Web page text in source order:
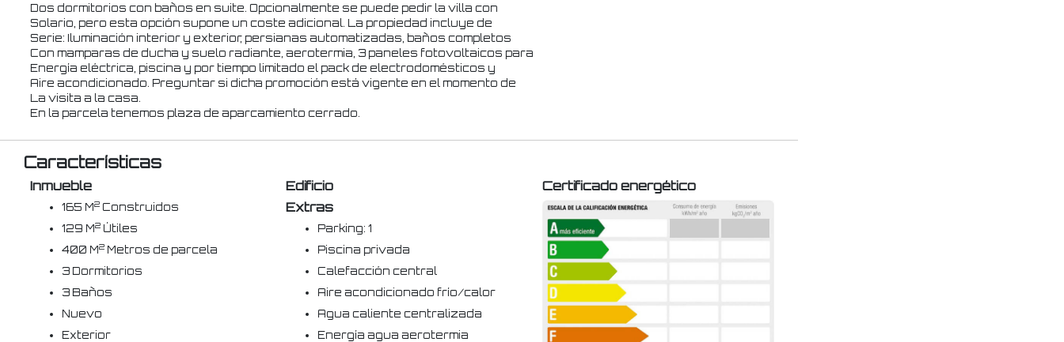
Dos dormitorios con baños en suite. Opcionalmente se puede pedir la villa con
Solario, pero esta opción supone un coste adicional. La propiedad incluye de
Serie: Iluminación interior y exterior, persianas automatizadas, baños completos
Con mamparas de ducha y suelo radiante, aerotermia, 3 paneles fotovoltaicos para
Energía eléctrica, piscina y por tiempo limitado el pack de electrodomésticos y
Aire acondicionado. Preguntar si dicha promoción está vigente en el momento de
La visita a la casa.
En la parcela tenemos plaza de aparcamiento cerrado.
Características
Inmueble
165 M2 Construidos
129 M2 Útiles
400 M2 Metros de parcela
3 Dormitorios
3 Baños
Nuevo
Exterior
Edificio
Extras
Parking: 1
Piscina privada
Calefacción central
Aire acondicionado frío/calor
Agua caliente centralizada
Energía agua aerotermia
Certificado energético